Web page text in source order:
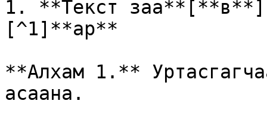
1. **Текст
[^1]**ар**
**Алхам 1.**
асаана.